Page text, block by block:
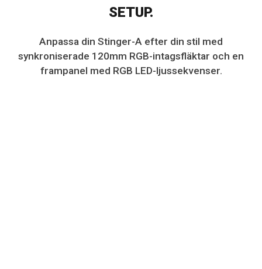
SETUP.
Anpassa din Stinger-A efter din stil med
synkroniserade 120mm RGB-intagsfläktar och en
frampanel med RGB LED-ljussekvenser.